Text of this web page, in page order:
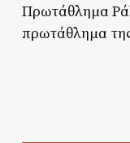
Πρωτάθλημα
πρωτάθλημα